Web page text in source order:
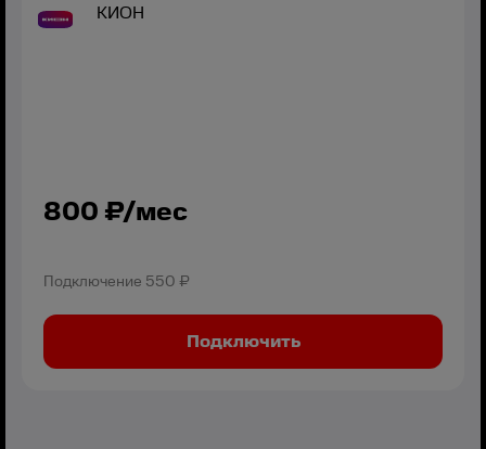
КИОН
800 ₽/мес
Подключение 550 ₽
Подключить